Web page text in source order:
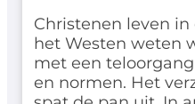
Christenen leven
het Westen weten
met een
en normen. Het